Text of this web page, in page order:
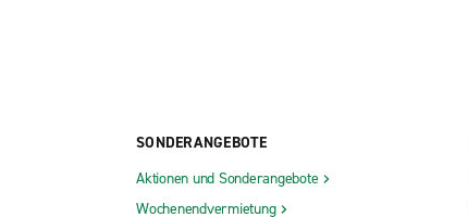
SONDERANGEBOTE
Aktionen und Sonderangebote
Wochenendvermietung